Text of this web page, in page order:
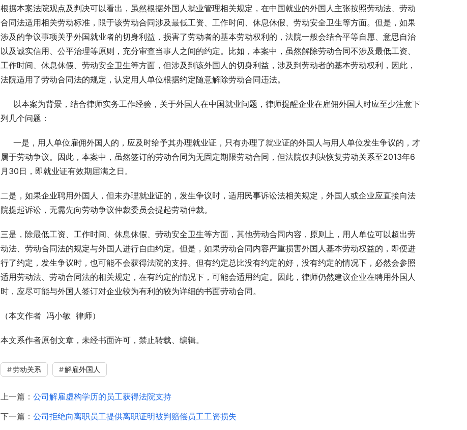
根据本案法院观点及判决可以看出，虽然根据外国人就业管理相关规定，在中国就业的外国人主张按照劳动法、劳动
合同法适用相关劳动标准，限于该劳动合同涉及最低工资、工作时间、休息休假、劳动安全卫生等方面。但是，如果
涉及的争议事项关乎外国就业者的切身利益，损害了劳动者的基本劳动权利的，法院一般会结合平等自愿、意思自治
以及诚实信用、公平治理等原则，充分审查当事人之间的约定。比如，本案中，虽然解除劳动合同不涉及最低工资、
工作时间、休息休假、劳动安全卫生等方面，但涉及到该外国人的切身利益，涉及到劳动者的基本劳动权利，因此，
法院适用了劳动合同法的规定，认定用人单位根据约定随意解除劳动合同违法。
以本案为背景，结合律师实务工作经验，关于外国人在中国就业问题，律师提醒企业在雇佣外国人时应至少注意下
列几个问题：
一是，用人单位雇佣外国人的，应及时给予其办理就业证，只有办理了就业证的外国人与用人单位发生争议的，才
属于劳动争议。因此，本案中，虽然签订的劳动合同为无固定期限劳动合同，但法院仅判决恢复劳动关系至2013年6
月30日，即就业证有效期届满之日。
二是，如果企业聘用外国人，但未办理就业证的，发生争议时，适用民事诉讼法相关规定，外国人或企业应直接向法
院提起诉讼，无需先向劳动争议仲裁委员会提起劳动仲裁。
三是，除最低工资、工作时间、休息休假、劳动安全卫生等方面，其他劳动合同内容，原则上，用人单位可以超出劳
动法、劳动合同法的规定与外国人进行自由约定。但是，如果劳动合同内容严重损害外国人基本劳动权益的，即便进
行了约定，发生争议时，也可能不会获得法院的支持。但有约定总比没有约定的好，没有约定的情况下，必然会参照
适用劳动法、劳动合同法的相关规定，在有约定的情况下，可能会适用约定。因此，律师仍然建议企业在聘用外国人
时，应尽可能与外国人签订对企业较为有利的较为详细的书面劳动合同。
（本文作者  冯小敏  律师）
本文系作者原创文章，未经书面许可，禁止转载、编辑。
劳动关系 解雇外国人
上一篇： 公司解雇虚构学历的员工获得法院支持
下一篇： 公司拒绝向离职员工提供离职证明被判赔偿员工工资损失